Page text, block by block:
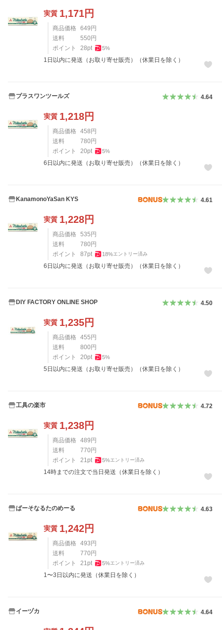
実質 1,171円
商品価格 649円
送料
550円
ポイント
28pt 5%
1日以内に発送（お取り寄せ販売）（休業日を除く）
プラスワンツールズ 4.64
実質 1,218円
商品価格 458円
送料
780円
ポイント
20pt 5%
6日以内に発送（お取り寄せ販売）（休業日を除く）
KanamonoYaSan KYS 4.61
実質 1,228円
商品価格 535円
送料
780円
ポイント
87pt 18%エントリー済み
6日以内に発送（お取り寄せ販売）（休業日を除く）
DIY FACTORY ONLINE SHOP 4.50
実質 1,235円
商品価格 455円
送料
800円
ポイント
20pt 5%
5日以内に発送（お取り寄せ販売）（休業日を除く）
工具の楽市 4.72
実質 1,238円
商品価格 489円
送料
770円
ポイント
21 pt 5%エントリー済み
14時までの注文で当日発送（休業日を除く）
ぱーそなるたのめーる 4.63
実質 1,242円
商品価格 493円
送料
770円
ポイント
21 pt 5%エントリー済み
1〜3日以内に発送（休業日を除く）
イーヅカ 4.64